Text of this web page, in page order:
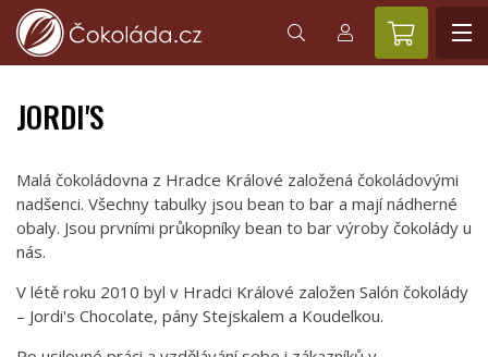
JORDI'S
Malá čokoládovna z Hradce Králové založená čokoládovými
nadšenci. Všechny tabulky jsou bean to bar a mají nádherné
obaly. Jsou prvními průkopníky bean to bar výroby čokolády u
nás.
V létě roku 2010 byl v Hradci Králové založen Salón čokolády
– Jordi's Chocolate, pány Stejskalem a Koudelkou.